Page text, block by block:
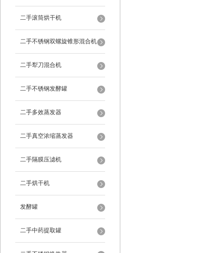
二手滚筒烘干机
二手不锈钢双螺旋锥形混合机
二手犁刀混合机
二手不锈钢发酵罐
二手多效蒸发器
二手真空浓缩蒸发器
二手隔膜压滤机
二手烘干机
发酵罐
二手中药提取罐